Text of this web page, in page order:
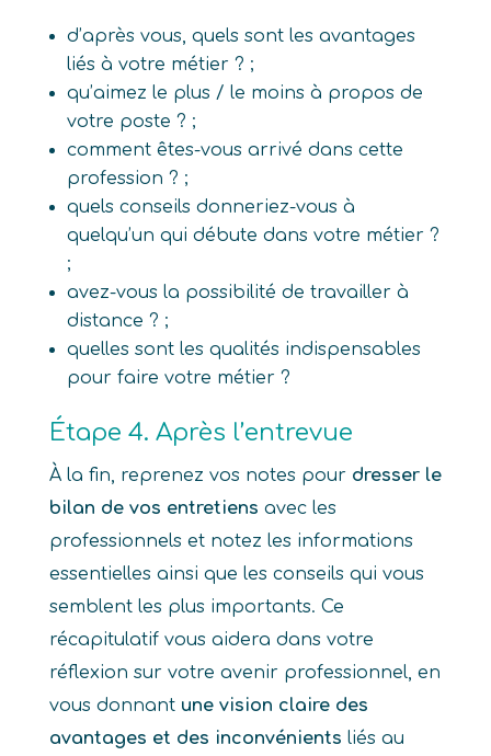
d’après vous, quels sont les avantages
liés à votre métier ? ;
qu’aimez le plus / le moins à propos de
votre poste ? ;
comment êtes-vous arrivé dans cette
profession ? ;
quels conseils donneriez-vous à
quelqu’un qui débute dans votre métier ?
;
avez-vous la possibilité de travailler à
distance ? ;
quelles sont les qualités indispensables
pour faire votre métier ?
Étape 4. Après l’entrevue
À la fin, reprenez vos notes pour dresser le
bilan de vos entretiens avec les
professionnels et notez les informations
essentielles ainsi que les conseils qui vous
semblent les plus importants. Ce
récapitulatif vous aidera dans votre
réflexion sur votre avenir professionnel, en
vous donnant une vision claire des
avantages et des inconvénients liés au